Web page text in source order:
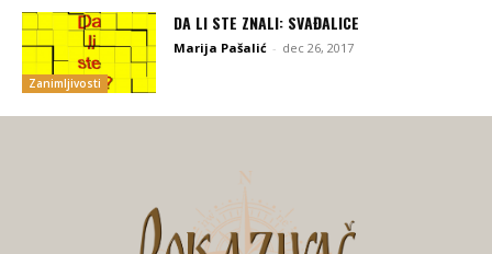
Zanimljivosti
DA LI STE ZNALI: SVAĐALICE
Marija Pašalić - dec 26, 2017